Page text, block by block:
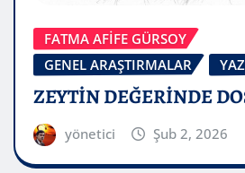
FATMA AFİFE GÜRSOY
GENEL ARAŞTIRMALAR
ZEYTİN DEĞERİNDE
yönetici Şub 2, 2026